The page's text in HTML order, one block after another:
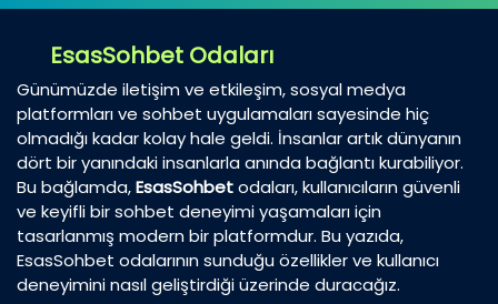
EsasSohbet Odaları
Günümüzde iletişim ve etkileşim, sosyal medya
platformları ve sohbet uygulamaları sayesinde hiç
olmadığı kadar kolay hale geldi. İnsanlar artık dünyanın
dört bir yanındaki insanlarla anında bağlantı kurabiliyor.
Bu bağlamda,EsasSohbetodaları, kullanıcıların güvenli
ve keyifli bir sohbet deneyimi yaşamaları için
tasarlanmış modern bir platformdur. Bu yazıda,
EsasSohbet odalarının sunduğu özellikler ve kullanıcı
deneyimini nasıl geliştirdiği üzerinde duracağız.